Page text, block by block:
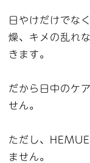
日やけだけでな
燥、キメの乱れ
きます。
だから日中のケ
せん。
ただし、
ません。